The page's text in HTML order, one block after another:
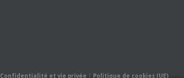
Confidentialité et vie privée Politique de cookies (UE)